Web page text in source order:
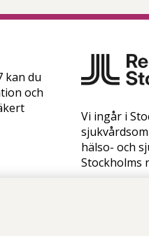
kan du
och
Vi ingår i
hälso- och
Stockholms